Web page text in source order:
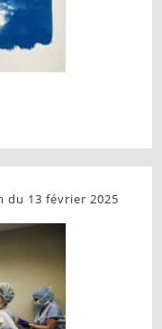
du 13 février 2025